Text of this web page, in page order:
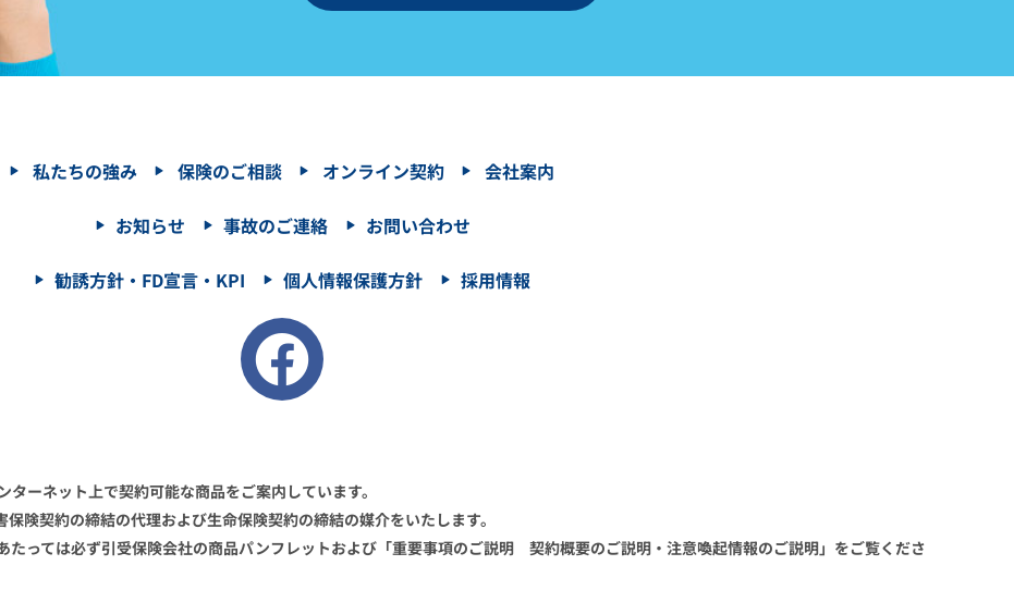
私たちの強み 保険のご相談 オンライン契約 会社案内
お知らせ 事故のご連絡 お問い合わせ
勧誘方針・FD宣言・KPI 個人情報保護方針 採用情報
ーネット上で契約可能な商品をご案内しています。
険契約の締結の代理および生命保険契約の締結の媒介をいたします。
たっては必ず引受保険会社の商品パンフレットおよび「重要事項のご説明 契約概要のご説明・注意喚起情報のご説明」をご覧くださ